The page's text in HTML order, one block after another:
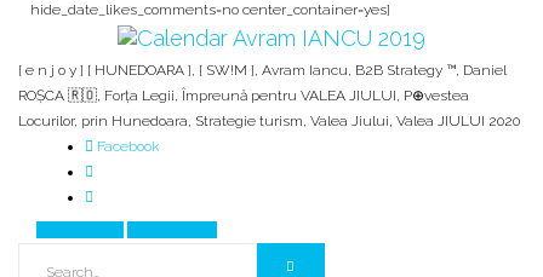
hide_date_likes_comments=no center_container=yes]
[ e n j o y ] [ HUNEDOARA ], [ SW!M ], Avram Iancu, B2B Strategy ™, Daniel
ROȘCA 🇷🇴, Forța Legii, Împreună pentru VALEA JIULUI, P⊕vestea
Locurilor, prin Hunedoara, Strategie turism, Valea Jiului, Valea JIULUI 2020
Facebook